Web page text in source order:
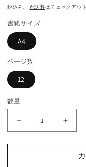
(1)
を
開
常
格
税込み。 配送料はチェックアウ
書籍サイズ
A4
ページ数
12
数量
伝